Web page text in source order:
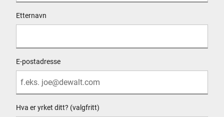
Etternavn
E-postadresse
Hva er yrket ditt? (valgfritt)